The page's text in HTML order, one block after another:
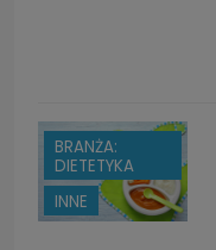
BRANŻA:
DIETETYKA
INNE